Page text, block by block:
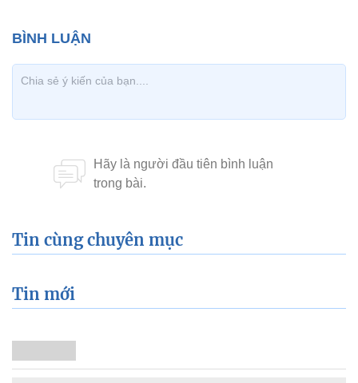
Tin cùng chuyên mục
Tin mới